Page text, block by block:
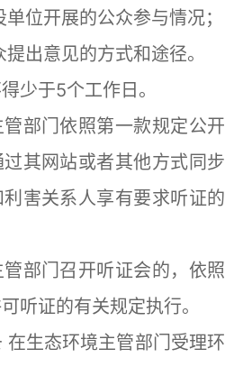
开展的公众参与情况；
意见的方式和途径。
于5个工作日。
门依照第一款规定公开
其网站或者其他方式同步
害关系人享有要求听证的
门召开听证会的，依照
听证的有关规定执行。
生态环境主管部门受理环